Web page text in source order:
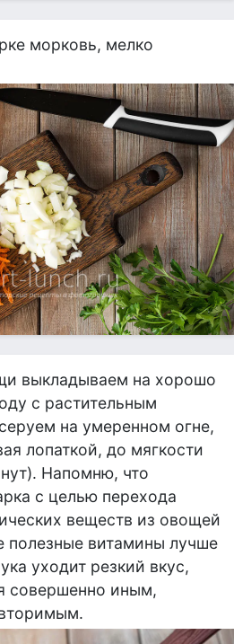
морковь, мелко
выкладываем на хорошо
с растительным
на умеренном огне,
лопаткой, до мягкости
Напомню, что
с целью перехода
веществ из овощей
полезные витамины лучше
уходит резкий вкус,
совершенно иным,